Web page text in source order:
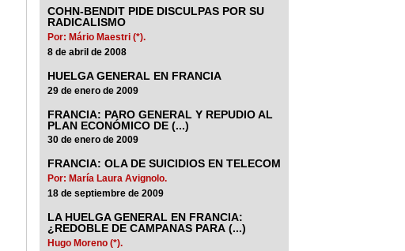
COHN-BENDIT PIDE DISCULPAS POR SU
RADICALISMO
Por: Mário Maestri (*).
8 de abril de 2008
HUELGA GENERAL EN FRANCIA
29 de enero de 2009
FRANCIA: PARO GENERAL Y REPUDIO AL
PLAN ECONÓMICO DE (...)
30 de enero de 2009
FRANCIA: OLA DE SUICIDIOS EN TELECOM
Por: María Laura Avignolo.
18 de septiembre de 2009
LA HUELGA GENERAL EN FRANCIA:
¿REDOBLE DE CAMPANAS PARA (...)
Hugo Moreno (*).